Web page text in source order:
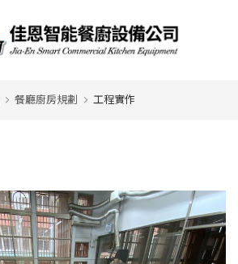
餐廳廚房規劃 工程實作